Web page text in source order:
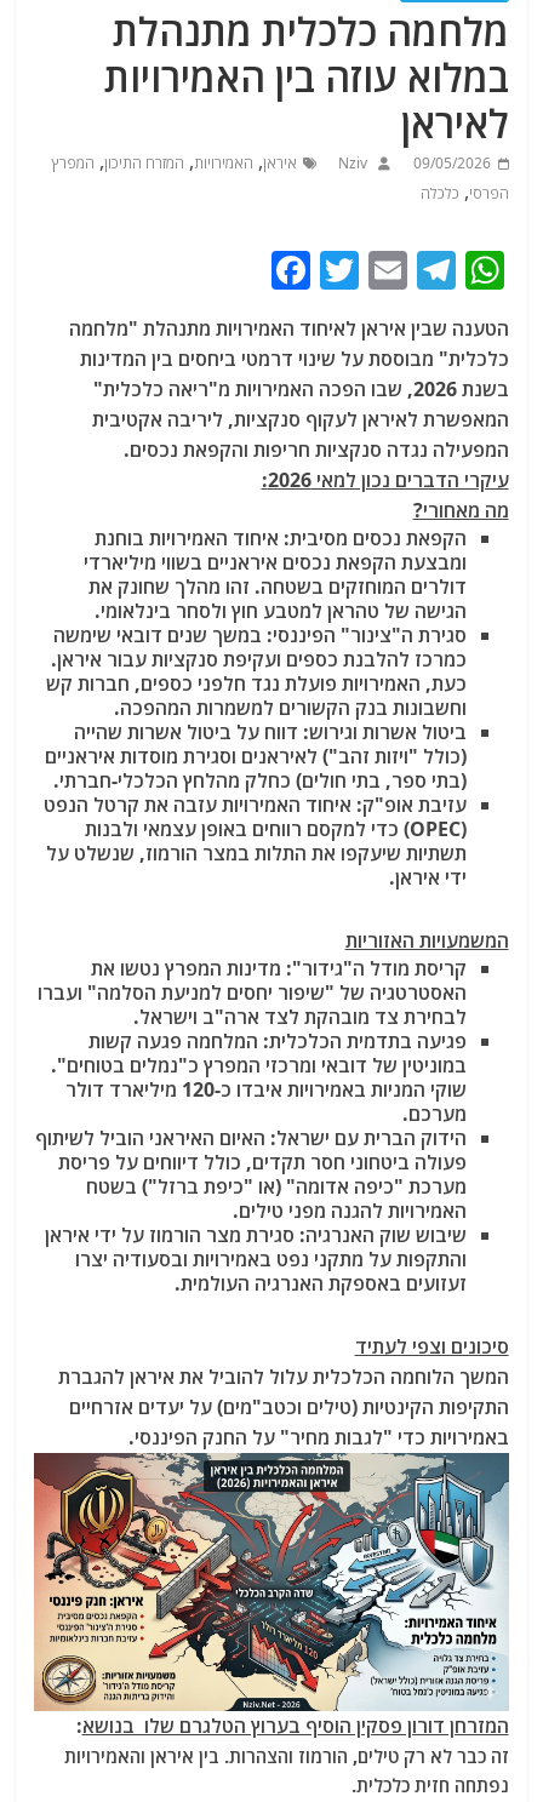
מלחמה כלכלית מתנהלת
במלוא עוזה בין האמירויות
לאיראן
09/05/2026
Nziv איראן, האמירויות, המזרח התיכון, המפרץ
הפרסי, כלכלה
W
at
s
A
p
p
T
e
g
ra
m
E
m
ai
l
T
itt
er
c
e
b
o
o
k
הטענה שבין איראן לאיחוד האמירויות מתנהלת "מלחמה
כלכלית" מבוססת על שינוי דרמטי ביחסים בין המדינות
בשנת 2026, שבו הפכה האמירויות מ"ריאה כלכלית"
המאפשרת לאיראן לעקוף סנקציות, ליריבה אקטיבית
המפעילה נגדה סנקציות חריפות והקפאת נכסים.
עיקרי הדברים נכון למאי 2026:
מה מאחורי?
הקפאת נכסים מסיבית: איחוד האמירויות בוחנת
ומבצעת הקפאת נכסים איראניים בשווי מיליארדי
דולרים המוחזקים בשטחה. זהו מהלך שחונק את
הגישה של טהראן למטבע חוץ ולסחר בינלאומי.
סגירת ה"צינור" הפיננסי: במשך שנים דובאי שימשה
כמרכז להלבנת כספים ועקיפת סנקציות עבור איראן.
כעת, האמירויות פועלת נגד חלפני כספים, חברות קש
וחשבונות בנק הקשורים למשמרות המהפכה.
ביטול אשרות וגירוש: דווח על ביטול אשרות שהייה
(כולל "ויזות זהב") לאיראנים וסגירת מוסדות איראניים
(בתי ספר, בתי חולים) כחלק מהלחץ הכלכלי-חברתי.
עזיבת אופ"ק: איחוד האמירויות עזבה את קרטל הנפט
(OPEC) כדי למקסם רווחים באופן עצמאי ולבנות
תשתיות שיעקפו את התלות במצר הורמוז, שנשלט על
ידי איראן.
המשמעויות האזוריות
קריסת מודל ה"גידור": מדינות המפרץ נטשו את
האסטרטגיה של "שיפור יחסים למניעת הסלמה" ועברו
לבחירת צד מובהקת לצד ארה"ב וישראל.
פגיעה בתדמית הכלכלית: המלחמה פגעה קשות
במוניטין של דובאי ומרכזי המפרץ כ"נמלים בטוחים".
שוקי המניות באמירויות איבדו כ-120 מיליארד דולר
מערכם.
הידוק הברית עם ישראל: האיום האיראני הוביל לשיתוף
פעולה ביטחוני חסר תקדים, כולל דיווחים על פריסת
מערכת "כיפה אדומה" (או "כיפת ברזל") בשטח
האמירויות להגנה מפני טילים.
שיבוש שוק האנרגיה: סגירת מצר הורמוז על ידי איראן
והתקפות על מתקני נפט באמירויות ובסעודיה יצרו
זעזועים באספקת האנרגיה העולמית.
סיכונים וצפי לעתיד
המשך הלוחמה הכלכלית עלול להוביל את איראן להגברת
התקיפות הקינטיות (טילים וכטב"מים) על יעדים אזרחיים
באמירויות כדי "לגבות מחיר" על החנק הפיננסי.
המזרחן דורון פסקין הוסיף בערוץ הטלגרם שלו בנושא:
זה כבר לא רק טילים, הורמוז והצהרות. בין איראן והאמירויות
נפתחה חזית כלכלית.